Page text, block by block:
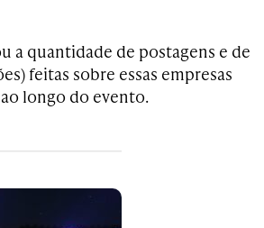
a quantidade de postagens e de
feitas sobre essas empresas
longo do evento.